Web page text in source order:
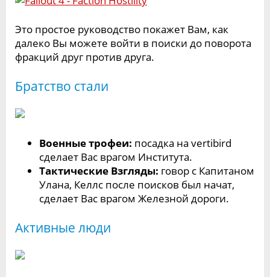
Это простое руководство покажет Вам, как
далеко Вы можете войти в поиски до поворота
фракций друг против друга.
Братство стали
Военные трофеи: посадка на vertibird
сделает Вас врагом Института.
Тактические Взгляды: говор с Капитаном
Улана, Келлс после поисков был начат,
сделает Вас врагом Железной дороги.
Активные люди